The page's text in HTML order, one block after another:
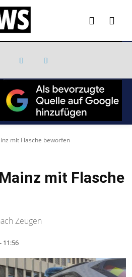
mit Flasche beworfen
mit Flasche
Zeugen
11:56